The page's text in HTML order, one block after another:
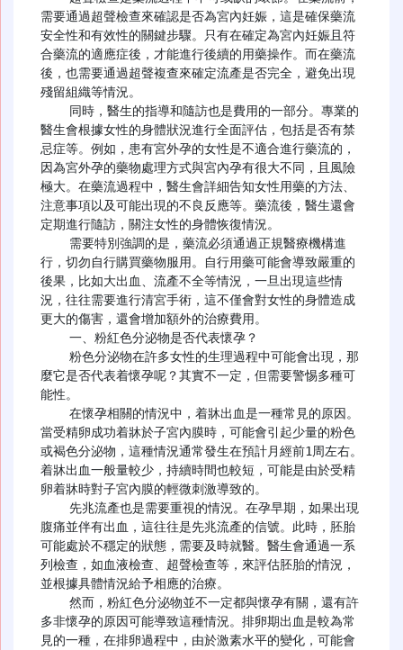
需要通過超聲檢查來確認是否為宮內妊娠，這是確保藥流
安全性和有效性的關鍵步驟。只有在確定為宮內妊娠且符
合藥流的適應症後，才能進行後續的用藥操作。而在藥流
後，也需要通過超聲複查來確定流產是否完全，避免出現
殘留組織等情況。
醫生會根據女性的身體狀況進行全面評估，包括是否有禁
忌症等。例如，患有宮外孕的女性是不適合進行藥流的，
因為宮外孕的藥物處理方式與宮內孕有很大不同，且風險
極大。在藥流過程中，醫生會詳細告知女性用藥的方法、
注意事項以及可能出現的不良反應等。藥流後，醫生還會
定期進行隨訪，關注女性的身體恢復情況。
行，切勿自行購買藥物服用。自行用藥可能會導致嚴重的
後果，比如大出血、流產不全等情況，一旦出現這些情
況，往往需要進行清宮手術，這不僅會對女性的身體造成
更大的傷害，還會增加額外的治療費用。
麼它是否代表着懷孕呢？其實不一定，但需要警惕多種可
能性。
當受精卵成功着牀於子宮內膜時，可能會引起少量的粉色
或褐色分泌物，這種情況通常發生在預計月經前1周左右。
着牀出血一般量較少，持續時間也較短，可能是由於受精
卵着牀時對子宮內膜的輕微刺激導致的。
腹痛並伴有出血，這往往是先兆流產的信號。此時，胚胎
可能處於不穩定的狀態，需要及時就醫。醫生會通過一系
列檢查，如血液檢查、超聲檢查等，來評估胚胎的情況，
並根據具體情況給予相應的治療。
多非懷孕的原因可能導致這種情況。排卵期出血是較為常
見的一種，在排卵過程中，由於激素水平的變化，可能會